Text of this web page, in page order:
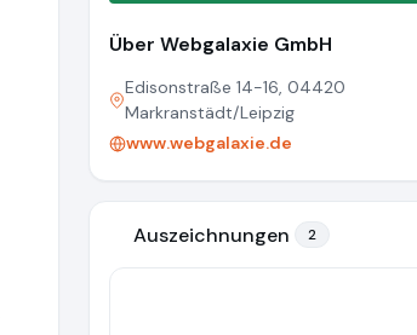
Über Webgalaxie GmbH
Edisonstraße 14-16, 04420
Markranstädt/Leipzig
www.webgalaxie.de
Auszeichnungen 2